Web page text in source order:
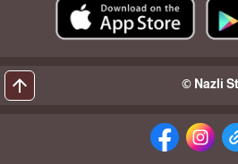
Nazli
arrow_upward